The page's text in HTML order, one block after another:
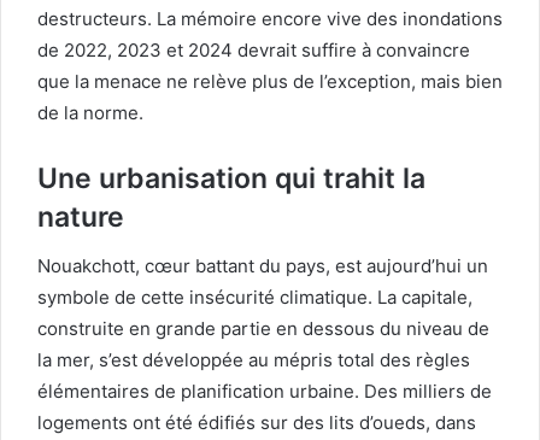
destructeurs. La mémoire encore vive des inondations
de 2022, 2023 et 2024 devrait suffire à convaincre
que la menace ne relève plus de l’exception, mais bien
de la norme.
Une urbanisation qui trahit la
nature
Nouakchott, cœur battant du pays, est aujourd’hui un
symbole de cette insécurité climatique. La capitale,
construite en grande partie en dessous du niveau de
la mer, s’est développée au mépris total des règles
élémentaires de planification urbaine. Des milliers de
logements ont été édifiés sur des lits d’oueds, dans